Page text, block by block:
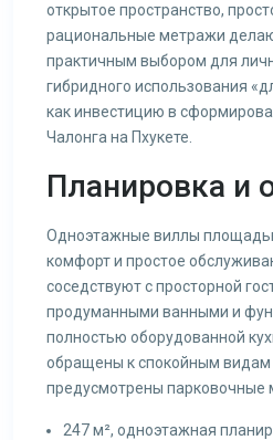
открытое пространство,
рациональные метражи
практичным выбором для
гибридного использования
как инвестицию в
Чалонга на Пхукете.
Планировка и
Одноэтажные виллы
комфорт и простое
соседствуют с просторной
продуманными ванными и
полностью оборудованной
обращены к спокойным видам
предусмотрены парковочные
247 м², одноэтажная